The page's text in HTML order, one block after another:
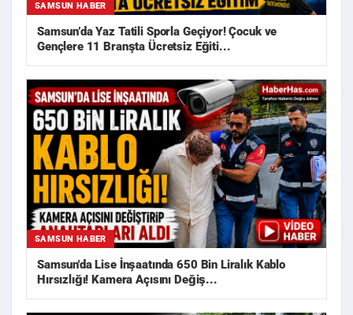
SAMSUN HABER
Samsun’da Yaz Tatili Sporla Geçiyor! Çocuk ve
Gençlere 11 Branşta Ücretsiz Eğiti...
SAMSUN HABER
Samsun'da Lise İnşaatında 650 Bin Liralık Kablo
Hırsızlığı! Kamera Açısını Değiş...